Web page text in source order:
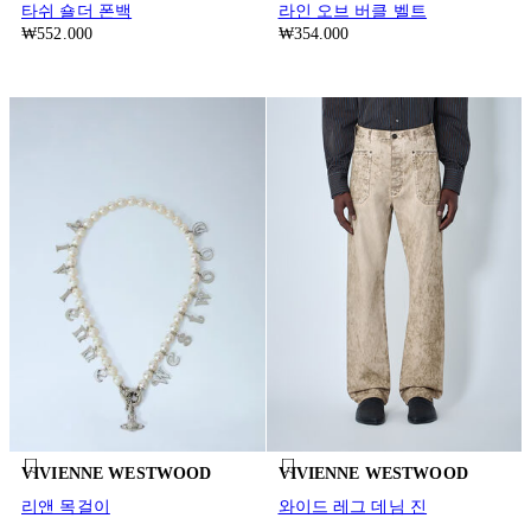
타쉬 숄더 폰백
₩552.000
라인 오브 버클 벨트
₩354.000
VIVIENNE WESTWOOD
리앤 목걸이
VIVIENNE WESTWOOD
와이드 레그 데님 진